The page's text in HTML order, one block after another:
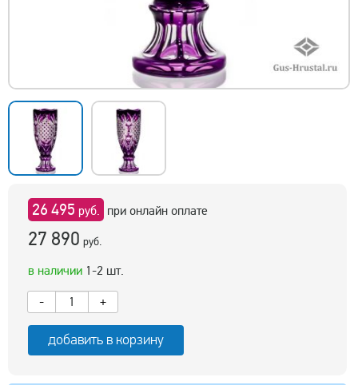
26 495 руб. при онлайн оплате
27 890 руб.
в наличии 1-2 шт.
-
+
добавить в корзину